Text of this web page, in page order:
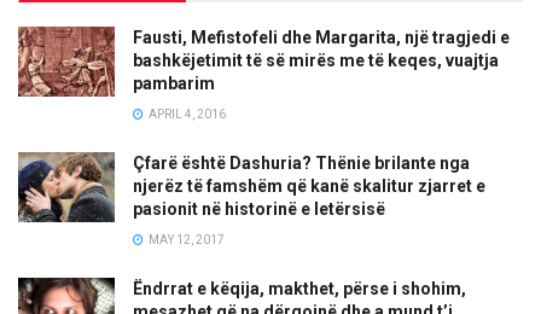
Fausti, Mefistofeli dhe Margarita, një tragjedi e
bashkëjetimit të së mirës me të keqes, vuajtja
pambarim
APRIL 4, 2016
Çfarë është Dashuria? Thënie brilante nga
njerëz të famshëm që kanë skalitur zjarret e
pasionit në historinë e letërsisë
MAY 12, 2017
Ëndrrat e këqija, makthet, përse i shohim,